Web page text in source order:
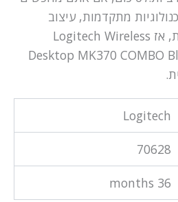
מתקדמות, עיצוב
אופנתי ונוחות מקסימלית, אז Logitech Wireless
Desktop MK370 COMBO
Logitech
70628
36 months